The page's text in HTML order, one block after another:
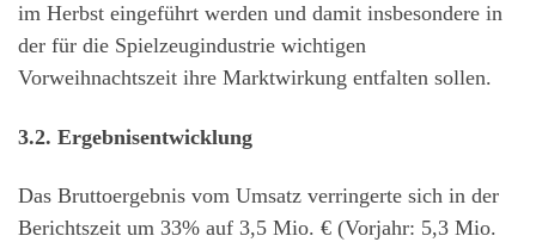
im Herbst eingeführt werden und damit insbesondere in
der für die Spielzeugindustrie wichtigen
Vorweihnachtszeit ihre Marktwirkung entfalten sollen.
3.2. Ergebnisentwicklung
Das Bruttoergebnis vom Umsatz verringerte sich in der
Berichtszeit um 33% auf 3,5 Mio. € (Vorjahr: 5,3 Mio.